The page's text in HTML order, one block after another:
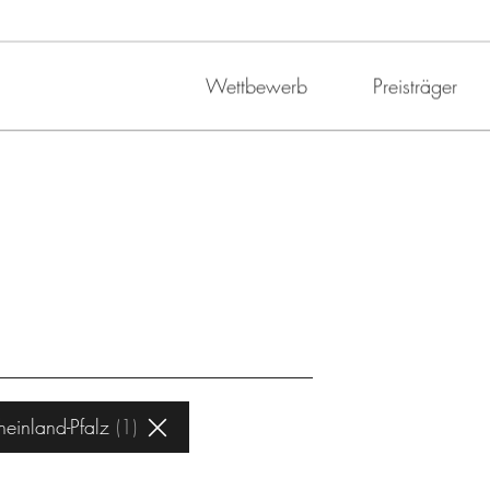
Wettbewerb Preisträger
Pfalz 1